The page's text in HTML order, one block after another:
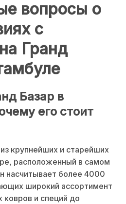
вопросы о
с
Гранд
Базар в
его стоит
крупнейших и старейших
расположенный в самом
насчитывает более 4000
широкий ассортимент
ковров и специй до